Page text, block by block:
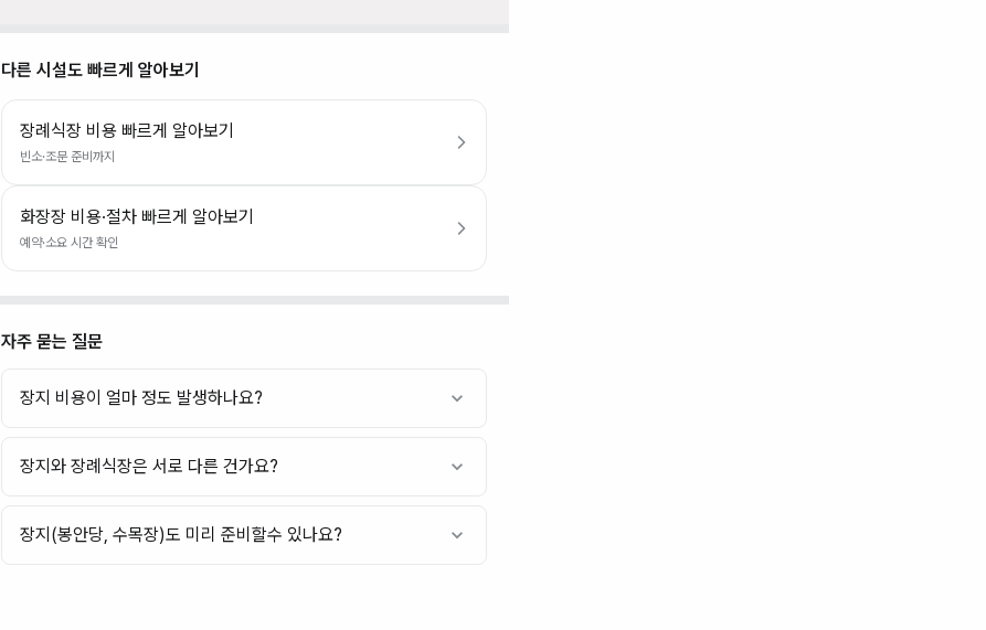
다른 시설도 빠르게 알아보기
장례식장 비용 빠르게 알아보기
빈소·조문 준비까지
화장장 비용·절차 빠르게 알아보기
예약·소요 시간 확인
자주 묻는 질문
장지 비용이 얼마 정도 발생하나요?
장지와 장례식장은 서로 다른 건가요?
장지(봉안당, 수목장)도 미리 준비할수 있나요?